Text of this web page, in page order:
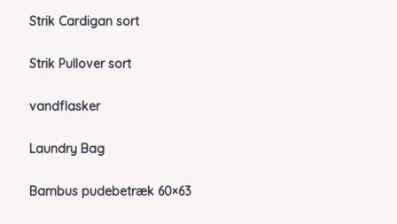
Strik Cardigan sort
Strik Pullover sort
vandflasker
Laundry Bag
Bambus pudebetræk 60×63